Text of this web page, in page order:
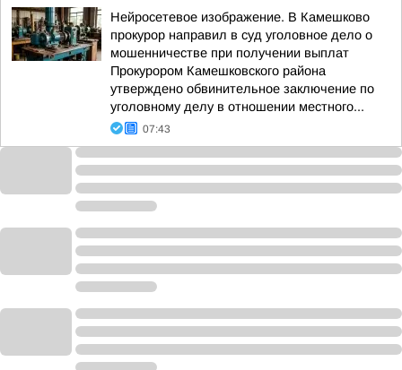
Нейросетевое изображение. В Камешково
прокурор направил в суд уголовное дело о
мошенничестве при получении выплат
Прокурором Камешковского района
утверждено обвинительное заключение по
уголовному делу в отношении местного...
07:43